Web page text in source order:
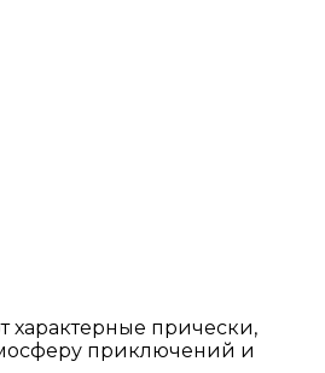
характерные прически,
приключений и